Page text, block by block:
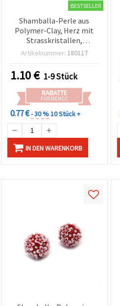
BESTSELLER
Shamballa-Perle aus
Polymer-Clay, Herz mit
Strasskristallen,
Regenbogenfarben, 13 x
Artikelnummer: 180117
1.10€ 1-9 Stück
RABATTE
FÜR MENGE
0.77 €- 30 %10 Stück +
IN DEN WARENKORB